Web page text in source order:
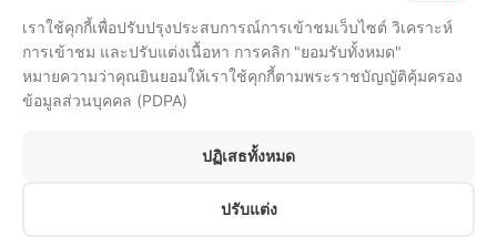
Center:
(+66) 02 612
(Document
Wallet)
ChangeLog
All rights reserved 2025. Digital Government Development Agency
เราใช้คุกกี้เพื่อปรับปรุงประสบการณ์การเข้าชมเว็บไซต์ วิเคราะห์
การเข้าชม และปรับแต่งเนื้อหา การคลิก "ยอมรับทั้งหมด"
หมายความว่าคุณยินยอมให้เราใช้คุกกี้ตามพระราชบัญญัติคุ้มครอง
ข้อมูลส่วนบุคคล (PDPA)
ปฏิเสธทั้งหมด
ปรับแต่ง